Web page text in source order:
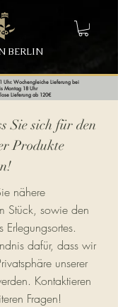
BERLIN
Uhr. Wochengleiche Lieferung bei
Montag 18 Uhr
Lieferung ab 120€
Sie sich für den
Produkte
nähere
Stück, sowie den
Erlegungsortes.
dafür, dass wir
unserer
Kontaktieren
Fragen!